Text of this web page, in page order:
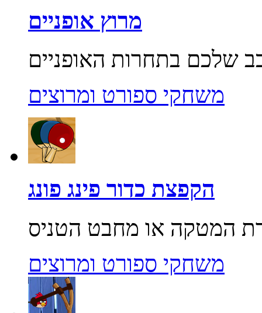
מרוץ אופניים
משחקי ספורט ומרוצים
הקפצת כדור פינג פונג
משחקי ספורט ומרוצים